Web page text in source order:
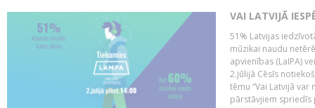
VAI LATVIJĀ
51% Latvijas
mūzikai naudu
apvienības (LaIPA)
2.jūlijā Cēsīs
tēmu “Vai Latvijā
pārstāvjiem spriedīs